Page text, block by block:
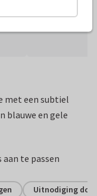
met een subtiel
blauwe en gele
te passen
Uitnodiging